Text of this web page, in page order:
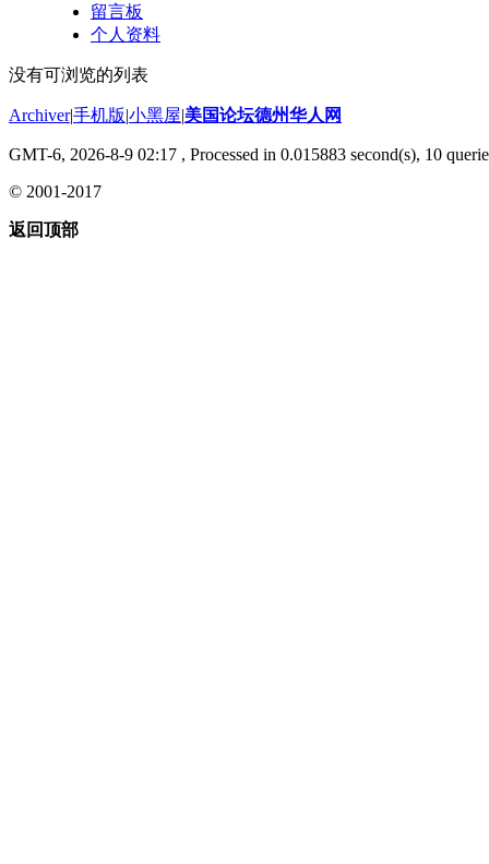
留言板
个人资料
没有可浏览的列表
Archiver|手机版|小黑屋|美国论坛德州华人网
GMT-6, 2026-8-9 02:17 , Processed in 0.015883 second(s), 10
© 2001-2017
返回顶部